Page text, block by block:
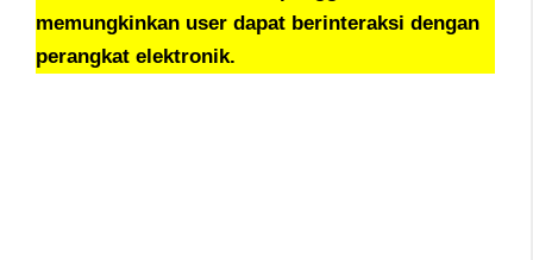
memungkinkan user dapat berinteraksi dengan
perangkat elektronik.